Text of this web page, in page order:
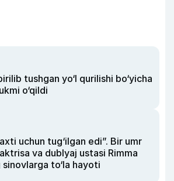
tushgan yo‘l qurilishi bo‘yicha
o‘qildi
uchun tug‘ilgan edi”. Bir umr
va dublyaj ustasi Rimma
to‘la hayoti